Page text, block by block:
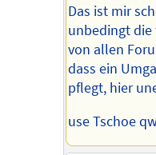
Das ist mir
unbedingt die
von allen
dass ein
pflegt, hier
use Tschoe